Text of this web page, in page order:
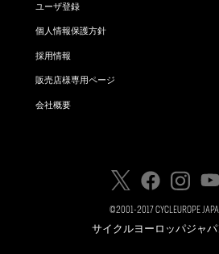
ユーザ登録
個人情報保護方針
採用情報
販売店様専用ページ
会社概要
©2001-2017 CYCLEUROPE
サイクルヨーロッパジャ